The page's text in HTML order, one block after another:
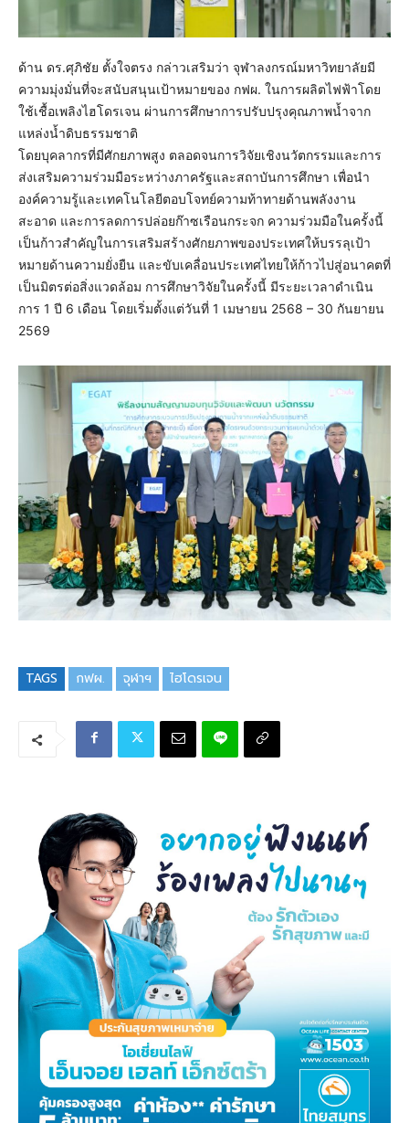
ด้าน ดร.ศุภิชัย ตั้งใจตรง กล่าวเสริมว่า จุฬาลงกรณ์มหาวิทยาลัยมี
ความมุ่งมั่นที่จะสนับสนุนเป้าหมายของ กฟผ. ในการผลิตไฟฟ้าโดย
ใช้เชื้อเพลิงไฮโดรเจน ผ่านการศึกษาการปรับปรุงคุณภาพน้ำจาก
แหล่งน้ำดิบธรรมชาติ
โดยบุคลากรที่มีศักยภาพสูง ตลอดจนการวิจัยเชิงนวัตกรรมและการ
ส่งเสริมความร่วมมือระหว่างภาครัฐและสถาบันการศึกษา เพื่อนำ
องค์ความรู้และเทคโนโลยีตอบโจทย์ความท้าทายด้านพลังงาน
สะอาด และการลดการปล่อยก๊าซเรือนกระจก ความร่วมมือในครั้งนี้
เป็นก้าวสำคัญในการเสริมสร้างศักยภาพของประเทศให้บรรลุเป้า
หมายด้านความยั่งยืน และขับเคลื่อนประเทศไทยให้ก้าวไปสู่อนาคตที่
เป็นมิตรต่อสิ่งแวดล้อม การศึกษาวิจัยในครั้งนี้ มีระยะเวลาดำเนิน
การ 1 ปี 6 เดือน โดยเริ่มตั้งแต่วันที่ 1 เมษายน 2568 – 30 กันยายน
2569
TAGS กฟผ. จุฬาฯ ไฮโดรเจน